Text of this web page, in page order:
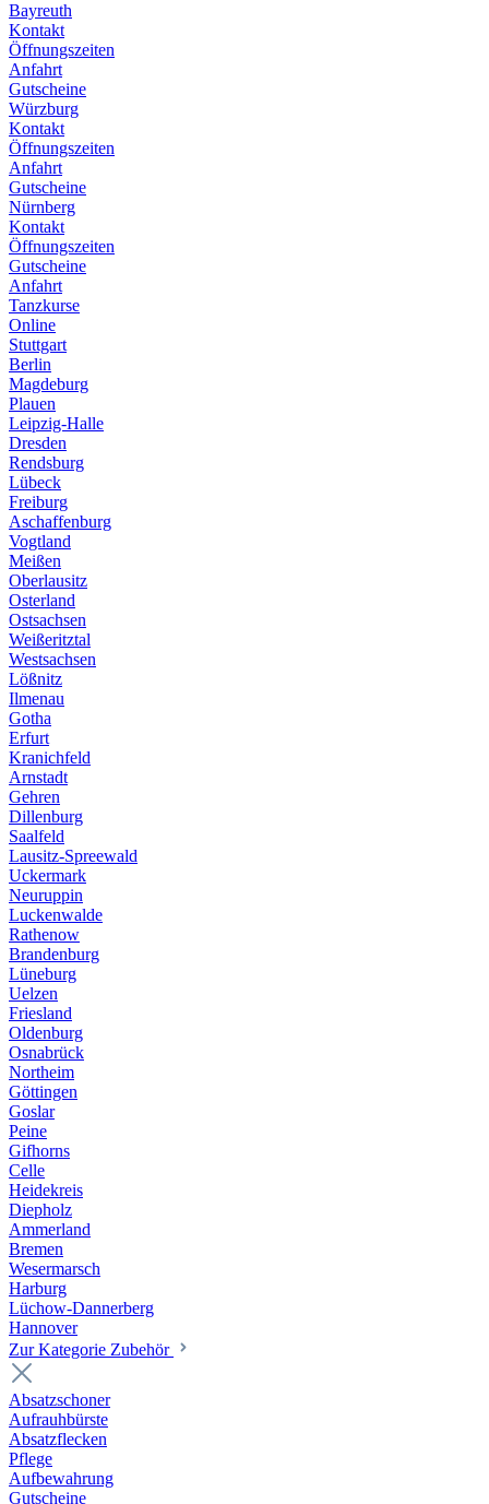
Bayreuth
Kontakt
Öffnungszeiten
Anfahrt
Gutscheine
Würzburg
Kontakt
Öffnungszeiten
Anfahrt
Gutscheine
Nürnberg
Kontakt
Öffnungszeiten
Gutscheine
Anfahrt
Tanzkurse
Online
Stuttgart
Berlin
Magdeburg
Plauen
Leipzig-Halle
Dresden
Rendsburg
Lübeck
Freiburg
Aschaffenburg
Vogtland
Meißen
Oberlausitz
Osterland
Ostsachsen
Weißeritztal
Westsachsen
Lößnitz
Ilmenau
Gotha
Erfurt
Kranichfeld
Arnstadt
Gehren
Dillenburg
Saalfeld
Lausitz-Spreewald
Uckermark
Neuruppin
Luckenwalde
Rathenow
Brandenburg
Lüneburg
Uelzen
Friesland
Oldenburg
Osnabrück
Northeim
Göttingen
Goslar
Peine
Gifhorns
Celle
Heidekreis
Diepholz
Ammerland
Bremen
Wesermarsch
Harburg
Lüchow-Dannerberg
Hannover
Zur Kategorie Zubehör
Absatzschoner
Aufrauhbürste
Absatzflecken
Pflege
Aufbewahrung
Gutscheine